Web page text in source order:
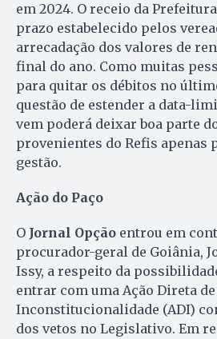
em 2024. O receio da
prazo estabelecido pelos
arrecadação dos valores de
final do ano. Como muitas
para quitar os débitos no
questão de estender a data-
vem poderá deixar boa parte
provenientes do Refis apenas
gestão.
Ação do Paço
O Jornal Opção entrou em
procurador-geral de Goiânia,
Issy, a respeito da
entrar com uma Ação Direta de
Inconstitucionalidade (ADI)
dos vetos no Legislativo. Em